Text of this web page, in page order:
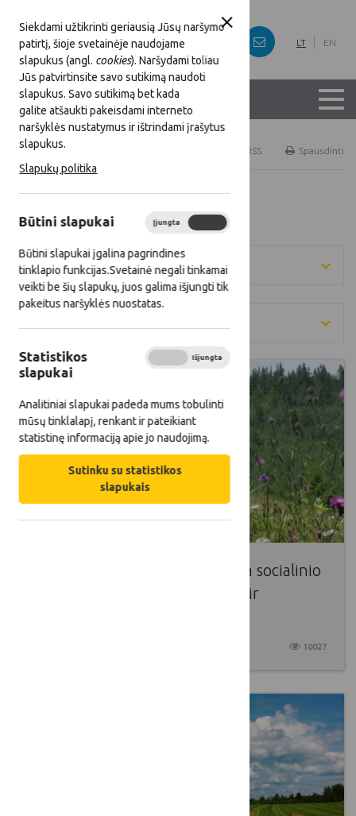
Siekdami užtikrinti geriausią Jūsų naršymo
patirtį, šioje svetainėje naudojame
slapukus (angl. cookies). Naršydami toliau
Jūs patvirtinsite savo sutikimą naudoti
slapukus. Savo sutikimą bet kada
galite atšaukti pakeisdami interneto
naršyklės nustatymus ir ištrindami įrašytus
slapukus.
Slapukų politika
Būtini slapukai Įjungta
Būtini slapukai įgalina pagrindines
tinklapio funkcijas.Svetainė negali tinkamai
veikti be šių slapukų, juos galima išjungti tik
pakeitus naršyklės nuostatas.
Statistikos
slapukai
Išjungta
Analitiniai slapukai padeda mums tobulinti
mūsų tinklalapį, renkant ir pateikiant
statistinę informaciją apie jo naudojimą.
Sutinku su statistikos
slapukais
LT EN
Titulinis Spausdinti
RSS
Metai
LKT laikinoji darbo grupė, skirta socialinio
poveikio matavimo skaičiuoklei ir
10027